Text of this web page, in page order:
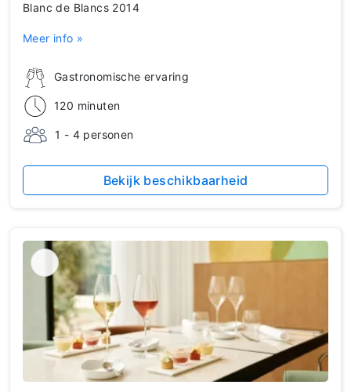
Gastronomische ervaring
120 minuten
1 - 4 personen
Blanc de Blancs 2014
Meer info »
Bekijk beschikbaarheid